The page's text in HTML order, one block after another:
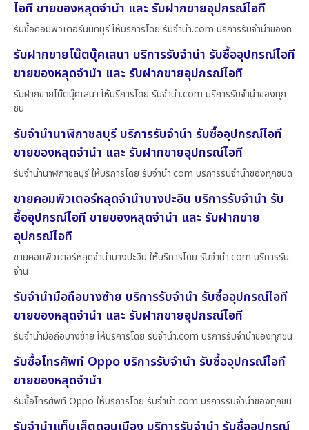
ไอที ขายของหลุดจำนำ และ รับฝากขายอุปกรณ์ไอที
รับซื้อคอมพิวเตอร์นนทบุรี ให้บริการโดย รับจํานํา.com บริการรับจำนำของท
รับฝากขายโน๊ตบุ๊คเสนา บริการรับจำนำ รับซื้ออุปกรณ์ไอที
ขายของหลุดจำนำ และ รับฝากขายอุปกรณ์ไอที
รับฝากขายโน๊ตบุ๊คเสนา ให้บริการโดย รับจํานํา.com บริการรับจำนำของทุก
ชน
รับจำนำนาฬิกาชลบุรี บริการรับจำนำ รับซื้ออุปกรณ์ไอที
ขายของหลุดจำนำ และ รับฝากขายอุปกรณ์ไอที
รับจำนำนาฬิกาชลบุรี ให้บริการโดย รับจํานํา.com บริการรับจำนำของทุกชนิด
ขายคอมพิวเตอร์หลุดจำนำบางปะอิน บริการรับจำนำ รับ
ซื้ออุปกรณ์ไอที ขายของหลุดจำนำ และ รับฝากขาย
อุปกรณ์ไอที
ขายคอมพิวเตอร์หลุดจำนำบางปะอิน ให้บริการโดย รับจํานํา.com บริการรับ
จำน
รับจำนำมือถือบางซ้าย บริการรับจำนำ รับซื้ออุปกรณ์ไอที
ขายของหลุดจำนำ และ รับฝากขายอุปกรณ์ไอที
รับจำนำมือถือบางซ้าย ให้บริการโดย รับจํานํา.com บริการรับจำนำของทุกชนิ
รับซื้อโทรศัพท์ Oppo บริการรับจำนำ รับซื้ออุปกรณ์ไอที
ขายของหลุดจำนำ
รับซื้อโทรศัพท์ Oppo ให้บริการโดย รับจํานํา.com บริการรับจำนำของทุกชนิ